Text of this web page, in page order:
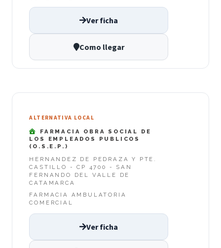
Ver ficha
Como llegar
ALTERNATIVA LOCAL
FARMACIA OBRA SOCIAL DE
LOS EMPLEADOS PUBLICOS
(O.S.E.P.)
HERNANDEZ DE PEDRAZA Y PTE.
CASTILLO - CP 4700 - SAN
FERNANDO DEL VALLE DE
CATAMARCA
FARMACIA AMBULATORIA
COMERCIAL
Ver ficha